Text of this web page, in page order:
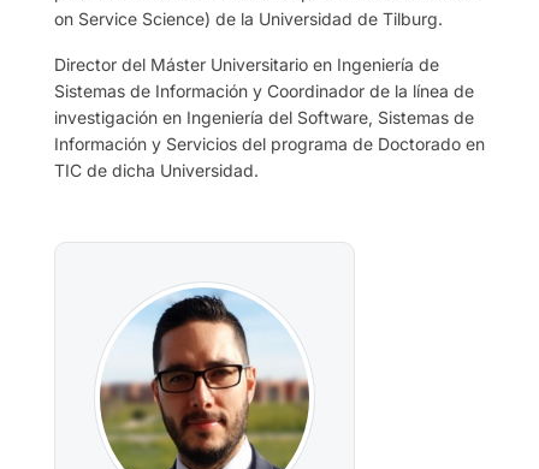
on Service Science) de la Universidad de Tilburg.
Director del Máster Universitario en Ingeniería de
Sistemas de Información y Coordinador de la línea de
investigación en Ingeniería del Software, Sistemas de
Información y Servicios del programa de Doctorado en
TIC de dicha Universidad.